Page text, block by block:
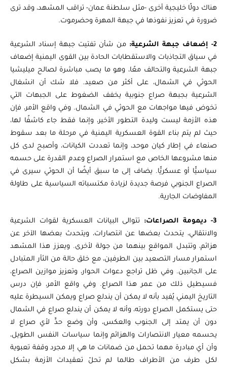
هناك دولًا خليجية أخرى -مثل سلطنة عمان- تراقب المشهد، وقد ترى
ضرورة في تعزيز نفوذها في جبهة المهرة وحضرموت.
من شأن تفتيت جبهة إسناد الشرعية
في سياق التجاذبات والاستقطابات الحادة بين القوى اليمنية إضعاف
جبهة الشرعية والتحالف معًا، وهو ما يصب مباشرة لصالح ميليشيا
الحوثي في الشمال، على أكثر من صعيد. فلا شك أن انشغال
الشرعية بجبهة صراع جنوبية يخفف الضغوط على الجبهات التي
تخوض فيها مواجهات مع الحوثي في الشمال. وفي واقع الأمر، فإن
هذه الأزمة ليست وليدة التطور الأخير، وإنما فقط جاء كاشفًا لها،
حيث لم يتم بناء القوة العسكرية اليمنية في مرحلة ما بعد سقوط
صنعاء في إطار كيان موحد، وإنما تعددت الكيانات، وأصبح لدى كل
منها مشروعها الخاص مع استمرار الصراع وعدم القدرة على حسمه
سياسيًّا أو عسكريًّا. يضاف إلى ما سبق أيضًا أن الحوثي سيرى في
الصراع الجنوبي فرصة جديدة لزيادة مكتسباته السياسية على طاولة
المفاوضات الجارية.
تتوالى البيانات العسكرية لقوات الشرعية
والانتقالي، يتحدث بعضها عن انتصارات، ويتحدث بعضها الآخر عن
هزائم، وتتبدل المواقع بينهما من جولة لأخرى. ويعزز هذا المشهد
استمرار مسار التصعيد بين الطرفين، مع خلق حالة من الثأر المتبادل
على الجانبين. وفي ظل تراجع دعوات الحوار، وتعزيز موازين الصراع،
فسيطيل ذلك من عمر هذا الصراع. وفي واقع الأمر، فإن درس
التاريخ اليمني يُفيد بأنه لا يمكن أن يندلع صراع ويمكن السيطرة عليه
حتى يستكمل الصراع دورته، وأنه لا يمكن أن يندلع صراع في الشمال
دون أن يمتد إلى الجنوب والعكس، وأن وضع حدٍّ لأي صراع لا
يحسمه معيار الانتصارات والهزائم وإنما سياسات النفس الطويل،
وأن أي مبادرة مهما تحمل من ضمانات ما هي إلا مجرد وقفة تعبوية
لكل طرف من الأطراف طالما لم تحلّ تعقيدات الأزمة بشكل